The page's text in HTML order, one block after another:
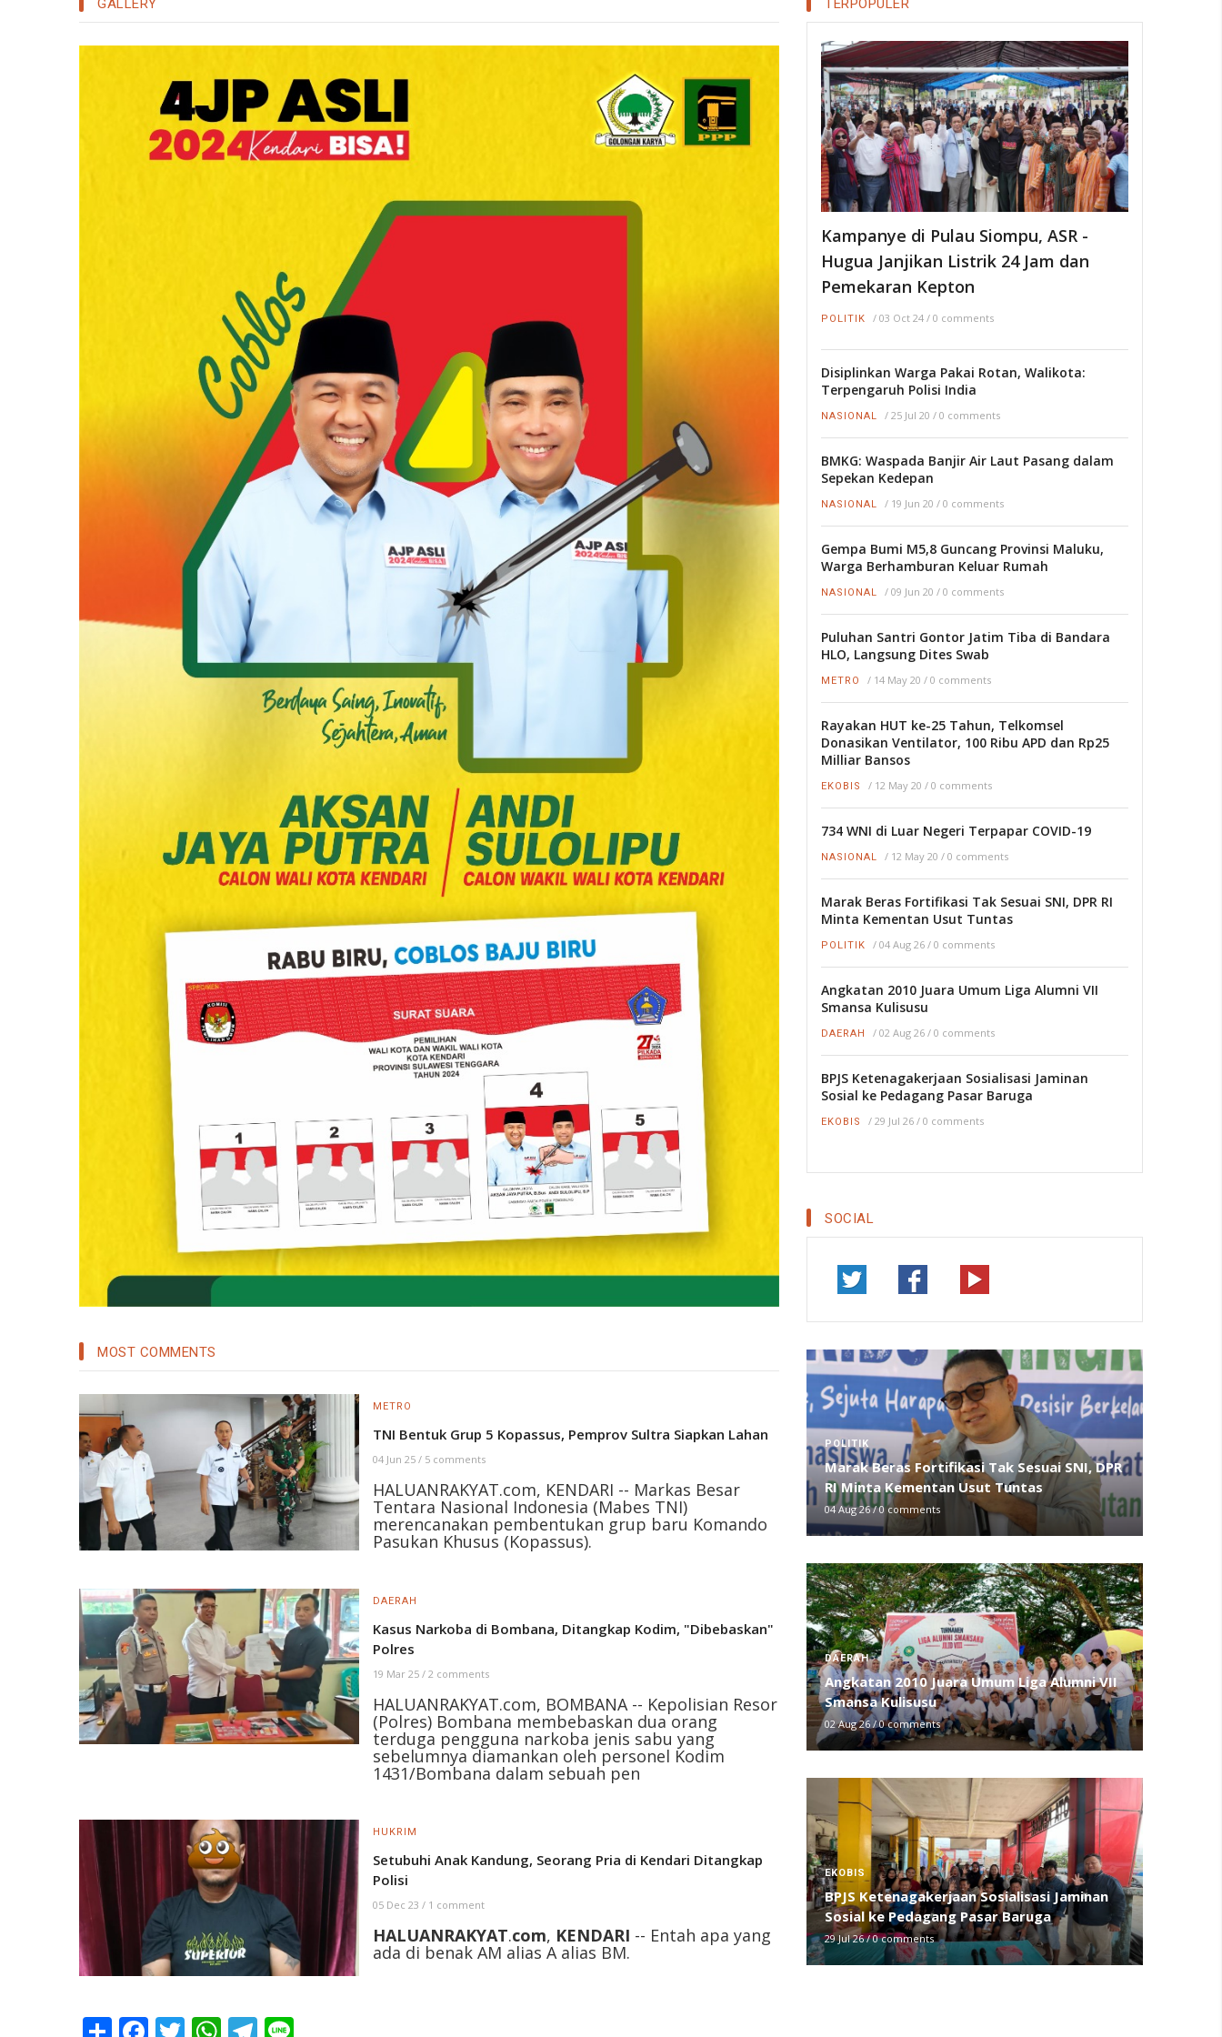
Dosen FKIP UHO Kembangkan
Whiteboard Animation
sebagai Bahan Belajar di
Masa Pandemi
METRO /22 Nov 20
Bawa Narkoba dari Batam,
Warga Kendari Ditangkap di
Bandara Halu Oleo
09 Feb 25
GALLERY
MOST COMMENTS
METRO
TNI Bentuk Grup 5 Kopassus, Pemprov Sultra Siapkan Lahan
04 Jun 25 / 5 comments
HALUANRAKYAT.com, KENDARI -- Markas Besar
Tentara Nasional Indonesia (Mabes TNI)
merencanakan pembentukan grup baru Komando
Pasukan Khusus (Kopassus).
DAERAH
Kasus Narkoba di Bombana, Ditangkap Kodim, "Dibebaskan"
Polres
19 Mar 25 / 2 comments
HALUANRAKYAT.com, BOMBANA -- Kepolisian Resor
(Polres) Bombana membebaskan dua orang
terduga pengguna narkoba jenis sabu yang
sebelumnya diamankan oleh personel Kodim
1431/Bombana dalam sebuah pen
HUKRIM
Setubuhi Anak Kandung, Seorang Pria di Kendari Ditangkap
Polisi
05 Dec 23 / 1 comment
HALUANRAKYAT.com, KENDARI -- Entah apa yang
ada di benak AM alias A alias BM.
ShareFacebook
Twitter
WhatsApp
Telegram
TERPOPULER
Kampanye di Pulau Siompu, ASR -
Hugua Janjikan Listrik 24 Jam dan
Pemekaran Kepton
POLITIK / 03 Oct 24 / 0 comments
Disiplinkan Warga Pakai Rotan, Walikota:
Terpengaruh Polisi India
NASIONAL / 25 Jul 20 / 0 comments
BMKG: Waspada Banjir Air Laut Pasang dalam
Sepekan Kedepan
NASIONAL / 19 Jun 20 / 0 comments
Gempa Bumi M5,8 Guncang Provinsi Maluku,
Warga Berhamburan Keluar Rumah
NASIONAL / 09 Jun 20 / 0 comments
Puluhan Santri Gontor Jatim Tiba di Bandara
HLO, Langsung Dites Swab
METRO / 14 May 20 / 0 comments
Rayakan HUT ke-25 Tahun, Telkomsel
Donasikan Ventilator, 100 Ribu APD dan Rp25
Milliar Bansos
EKOBIS / 12 May 20 / 0 comments
734 WNI di Luar Negeri Terpapar COVID-19
NASIONAL / 12 May 20 / 0 comments
Marak Beras Fortifikasi Tak Sesuai SNI, DPR RI
Minta Kementan Usut Tuntas
POLITIK / 04 Aug 26 / 0 comments
Angkatan 2010 Juara Umum Liga Alumni VII
Smansa Kulisusu
DAERAH / 02 Aug 26 / 0 comments
BPJS Ketenagakerjaan Sosialisasi Jaminan
Sosial ke Pedagang Pasar Baruga
EKOBIS / 29 Jul 26 / 0 comments
SOCIAL
POLITIK
Marak Beras Fortifikasi Tak Sesuai SNI, DPR
RI Minta Kementan Usut Tuntas
04 Aug 26/0 comments
DAERAH
Angkatan 2010 Juara Umum Liga Alumni VII
Smansa Kulisusu
02 Aug 26 /0 comments
EKOBIS
BPJS Ketenagakerjaan Sosialisasi Jaminan
Sosial ke Pedagang Pasar Baruga
29 Jul 26/0 comments